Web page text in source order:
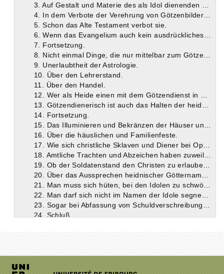
3. Auf Gestalt und Materie des als Idol dienenden Gegenstandes kommt nichts an.
4. In dem Verbote der Verehrung von Götzenbildern ist ein Verbot der Verfertigung derselben enthalten.
5. Schon das Alte Testament verbot sie.
6. Wenn das Evangelium auch kein ausdrückliches Verbot der Art enthält, so folgt es schon aus dessen Geiste. Die Verfertigung von Götzenbildern wäre eine des Christen höchst unwürdige Beschäftigung.
7. Fortsetzung.
8. Nicht einmal Dinge, die nur mittelbar zum Götzendienste gebraucht werden, darf er verfertigen.
9. Unerlaubtheit der Astrologie.
10. Über den Lehrerstand.
11. Über den Handel.
12. Wer als Heide einen mit dem Götzendienst in Beziehung bringenden Erwerbszweig betrieben hat, muss ihn als Christ aufgeben, selbst auf die Gefahr hin, seinen Lebensunterhalt zu verlieren.
13. Götzendienerisch ist auch das Halten der heidnischen Festtage und die Beobachtung bestimmter Tage zu gewissen Geschäften.
14. Fortsetzung.
15. Das Illuminieren und Bekränzen der Häuser und Türpfosten bei politischen Anlässen ist unerlaubt.
16. Über die häuslichen und Familienfeste.
17. Wie sich christliche Sklaven und Diener bei Opferhandlungen ihrer heidnischen Herren zu verhalten haben. Dass ein Christ ein öffentliches Amt bekleide, ohne sich mit Götzendienst zu beflecken, ist kaum möglich.
18. Amtliche Trachten und Abzeichen haben zuweilen etwas Götzendienerisches an sich.
19. Ob der Soldatenstand den Christen zu erlauben sei oder nicht.
20. Über das Aussprechen heidnischer Götternamen in den Redensarten des gewöhnlichen Lebens.
21. Man muss sich hüten, bei den Idolen zu schwören, wenn auch nur indirekt, und darf ihre Namen nicht als Verwünschungen gebrauchen.
22. Man darf sich nicht im Namen der Idole segnen lassen und nie für einen Heiden gelten wollen.
23. Sogar bei Abfassung von Schuldverschreibungen und Kautionen gibt es Gelegenheit zu götzendienerischen Handlungen und Reden.
24. Schluß.